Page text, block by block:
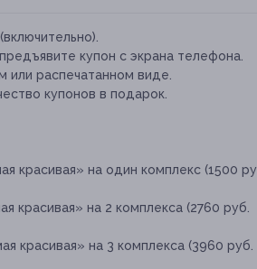
купон с экрана телефона.
или распечатанном виде.
купонов в подарок.
красивая» на один комплекс (1500
красивая» на 2 комплекса (2760 руб.
красивая» на 3 комплекса (3960 руб.